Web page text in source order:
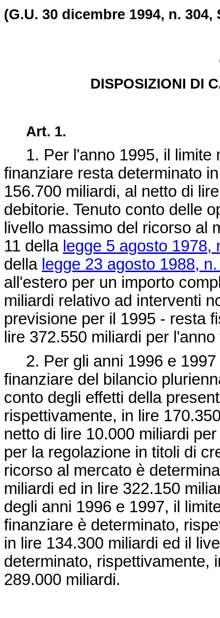
(G.U. 30 dicembre 1994, n. 304,
DISPOSIZIONI DI
Art. 1.
1. Per l'anno 1995, il limite
finanziare resta determinato
156.700 miliardi, al netto di
debitorie. Tenuto conto delle
livello massimo del ricorso al
11 della legge 5 agosto 1978,
della legge 23 agosto 1988,
all'estero per un importo
miliardi relativo ad interventi
previsione per il 1995 - resta
lire 372.550 miliardi per
2. Per gli anni 1996 e 1997
finanziare del bilancio
conto degli effetti della
rispettivamente, in lire
netto di lire 10.000 miliardi
per la regolazione in titoli di
ricorso al mercato è
miliardi ed in lire 322.150
degli anni 1996 e 1997, il
finanziare è determinato,
in lire 134.300 miliardi ed il
determinato, rispettivamente,
289.000 miliardi.